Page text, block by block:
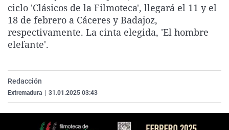
La rosa de los vientos
Gente viajera
Caso
Retornados
Extremadura
Galicia
Virales
Televisión
ciclo 'Clásicos de la Filmoteca', llegará el 11 y el
18 de febrero a Cáceres y Badajoz,
respectivamente. La cinta elegida, 'El hombre
elefante'.
Redacción
Extremadura 31.01.2025 03:43